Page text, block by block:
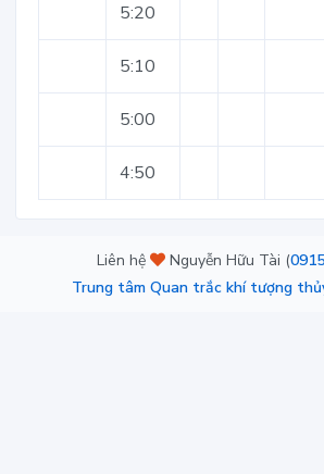
5:20
5:10
5:00
4:50
Liên hệ Nguyễn Hữu Tài (
Trung tâm Quan trắc khí tượng